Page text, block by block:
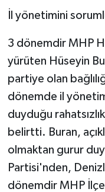
İl yönetimini
3 dönemdir MHP
yürüten Hüseyin
partiye olan
dönemde il
duyduğu
belirtti. Buran,
olmaktan gurur
Partisi'nden,
dönemdir MHP İlçe